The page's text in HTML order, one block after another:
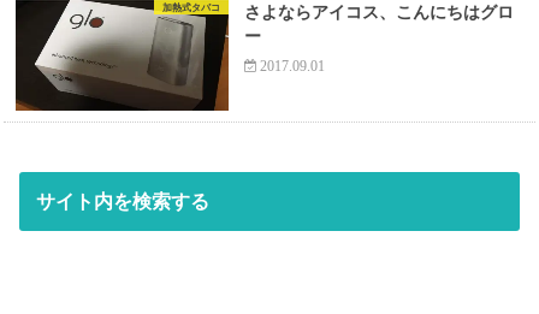
加熱式タバコ
さよならアイコス、こんにちはグロ
ー
2017.09.01
サイト内を検索する